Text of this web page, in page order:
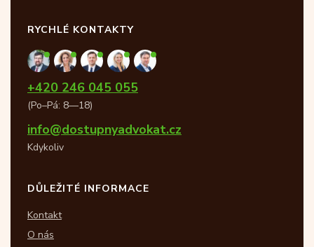
RYCHLÉ KONTAKTY
+420 246 045 055
(Po–Pá: 8—18)
info@dostupnyadvokat.cz
Kdykoliv
DŮLEŽITÉ INFORMACE
Kontakt
O nás